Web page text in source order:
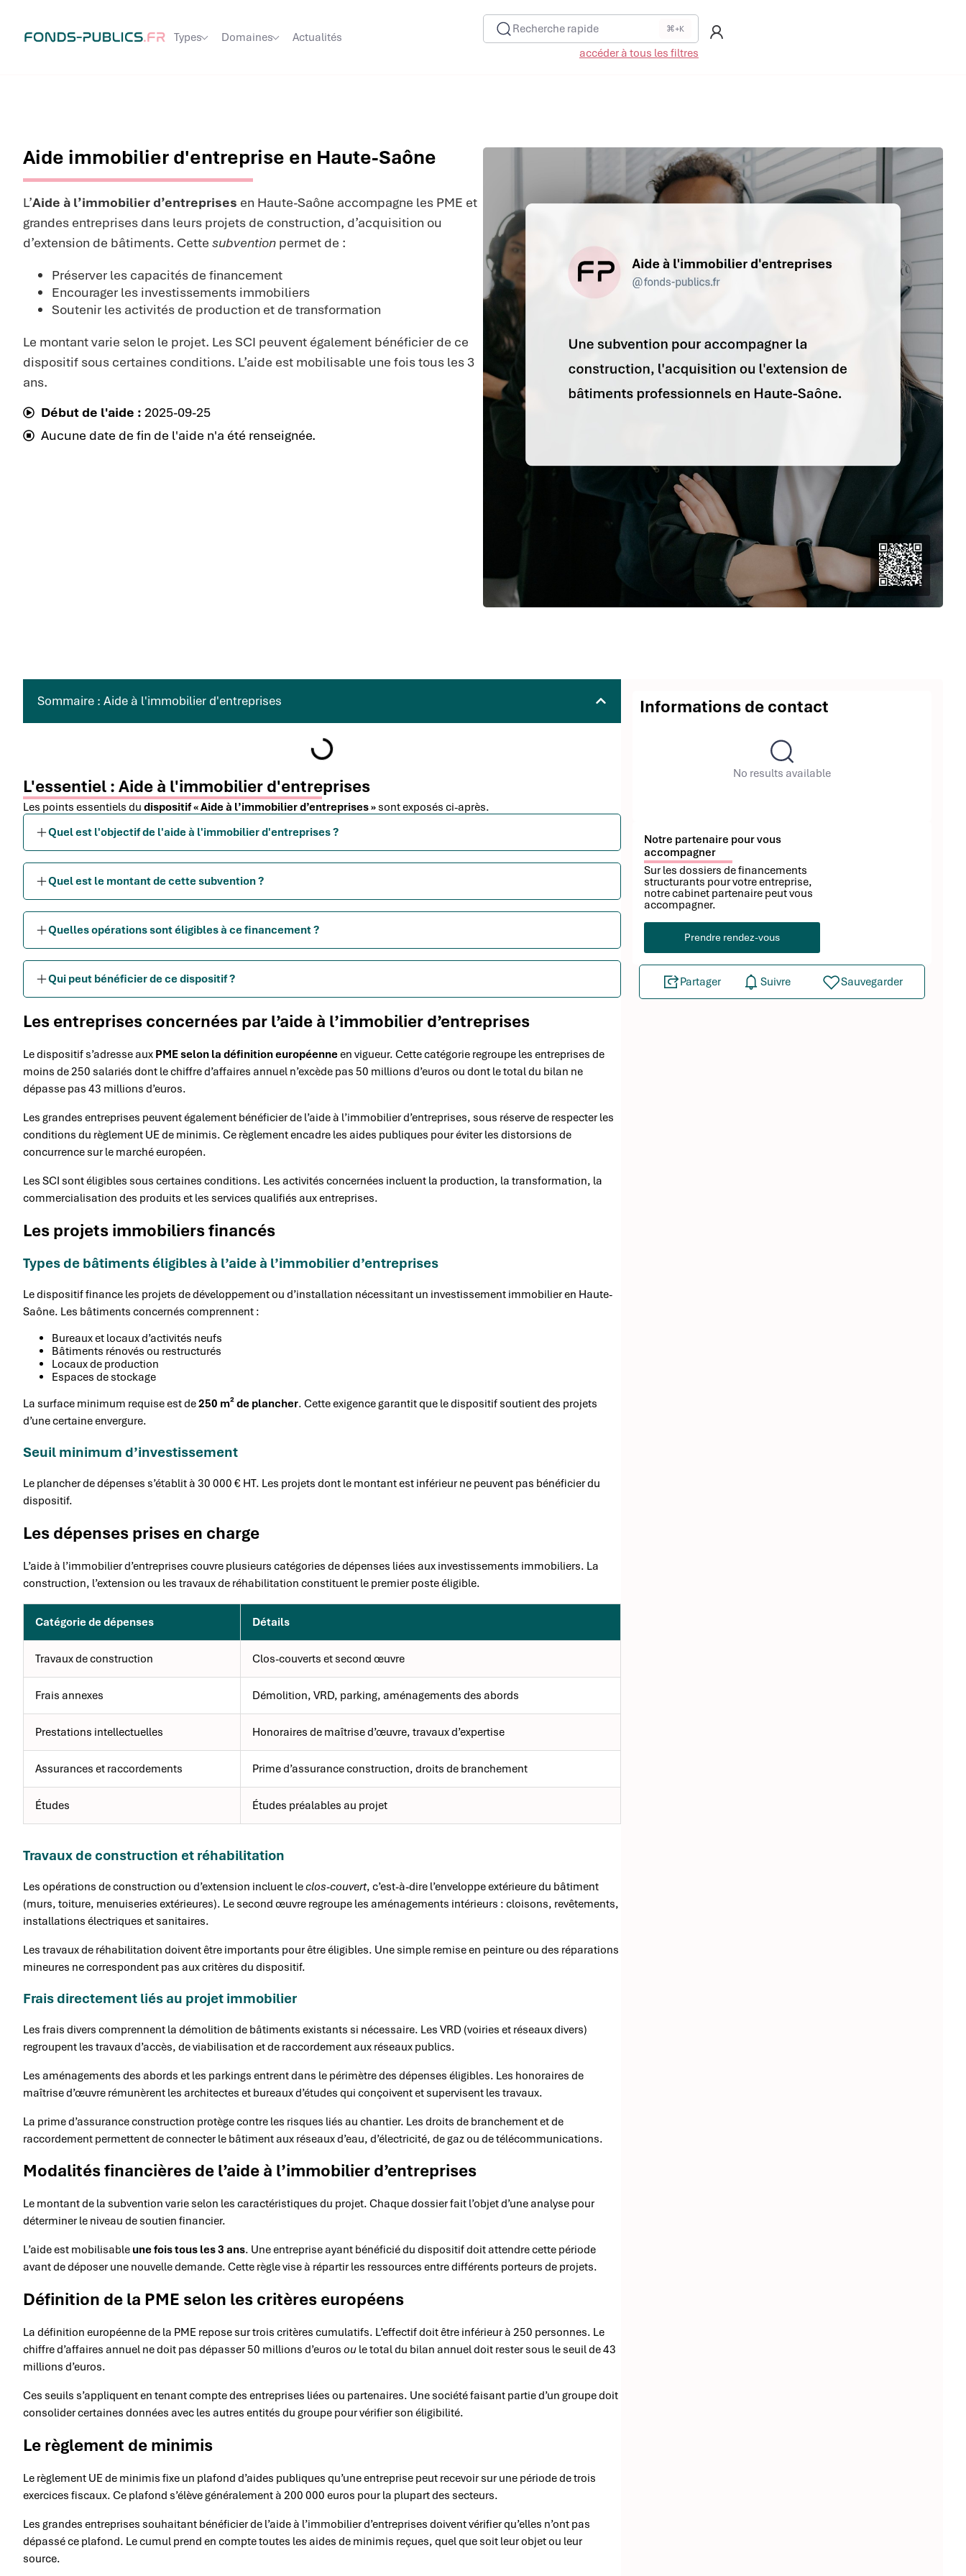
Types Domaines Actualités
Recherche rapide ⌘+K
accéder à tous les filtres
Aide immobilier d'entreprise en Haute-Saône
L’Aide à l’immobilier d’entreprises en Haute-Saône accompagne les PME et
grandes entreprises dans leurs projets de construction, d’acquisition ou
d’extension de bâtiments. Cette subvention permet de :
Préserver les capacités de financement
Encourager les investissements immobiliers
Soutenir les activités de production et de transformation
Le montant varie selon le projet. Les SCI peuvent également bénéficier de ce
dispositif sous certaines conditions. L’aide est mobilisable une fois tous les 3
ans.
Début de l'aide : 2025-09-25
Aucune date de fin de l'aide n'a été renseignée.
Sommaire : Aide à l'immobilier d'entreprises
L'essentiel : Aide à l'immobilier d'entreprises
Les points essentiels du dispositif « Aide à l’immobilier d’entreprises » sont exposés ci-après.
Quel est l'objectif de l'aide à l'immobilier d'entreprises ?
Quel est le montant de cette subvention ?
Quelles opérations sont éligibles à ce financement ?
Qui peut bénéficier de ce dispositif ?
Les entreprises concernées par l’aide à l’immobilier d’entreprises
Le dispositif s’adresse aux PME selon la définition européenneen vigueur. Cette catégorie regroupe les entreprises de
moins de 250 salariés dont le chiffre d’affaires annuel n’excède pas 50 millions d’euros ou dont le total du bilan ne
dépasse pas 43 millions d’euros.
Les grandes entreprises peuvent également bénéficier de l’aide à l’immobilier d’entreprises, sous réserve de respecter les
conditions du règlement UE de minimis. Ce règlement encadre les aides publiques pour éviter les distorsions de
concurrence sur le marché européen.
Les SCI sont éligibles sous certaines conditions. Les activités concernées incluent la production, la transformation, la
commercialisation des produits et les services qualifiés aux entreprises.
Les projets immobiliers financés
Types de bâtiments éligibles à l’aide à l’immobilier d’entreprises
Le dispositif finance les projets de développement ou d’installation nécessitant un investissement immobilier en Haute-
Saône. Les bâtiments concernés comprennent :
Bureaux et locaux d’activités neufs
Bâtiments rénovés ou restructurés
Locaux de production
Espaces de stockage
La surface minimum requise est de250 m² de plancher. Cette exigence garantit que le dispositif soutient des projets
d’une certaine envergure.
Seuil minimum d’investissement
Le plancher de dépenses s’établit à 30 000 € HT. Les projets dont le montant est inférieur ne peuvent pas bénéficier du
dispositif.
Les dépenses prises en charge
L’aide à l’immobilier d’entreprises couvre plusieurs catégories de dépenses liées aux investissements immobiliers. La
construction, l’extension ou les travaux de réhabilitation constituent le premier poste éligible.
Catégorie de dépenses Détails
Travaux de construction Clos-couverts et second œuvre
Frais annexes Démolition, VRD, parking, aménagements des abords
Prestations intellectuelles Honoraires de maîtrise d’œuvre, travaux d’expertise
Assurances et raccordements Prime d’assurance construction, droits de branchement
Études Études préalables au projet
Travaux de construction et réhabilitation
Les opérations de construction ou d’extension incluent leclos-couvert, c’est-à-dire l’enveloppe extérieure du bâtiment
(murs, toiture, menuiseries extérieures). Le second œuvre regroupe les aménagements intérieurs : cloisons, revêtements,
installations électriques et sanitaires.
Les travaux de réhabilitation doivent être importants pour être éligibles. Une simple remise en peinture ou des réparations
mineures ne correspondent pas aux critères du dispositif.
Frais directement liés au projet immobilier
Les frais divers comprennent la démolition de bâtiments existants si nécessaire. Les VRD (voiries et réseaux divers)
regroupent les travaux d’accès, de viabilisation et de raccordement aux réseaux publics.
Les aménagements des abords et les parkings entrent dans le périmètre des dépenses éligibles. Les honoraires de
maîtrise d’œuvre rémunèrent les architectes et bureaux d’études qui conçoivent et supervisent les travaux.
La prime d’assurance construction protège contre les risques liés au chantier. Les droits de branchement et de
raccordement permettent de connecter le bâtiment aux réseaux d’eau, d’électricité, de gaz ou de télécommunications.
Modalités financières de l’aide à l’immobilier d’entreprises
Le montant de la subvention varie selon les caractéristiques du projet. Chaque dossier fait l’objet d’une analyse pour
déterminer le niveau de soutien financier.
L’aide est mobilisable une fois tous les 3 ans. Une entreprise ayant bénéficié du dispositif doit attendre cette période
avant de déposer une nouvelle demande. Cette règle vise à répartir les ressources entre différents porteurs de projets.
Définition de la PME selon les critères européens
La définition européenne de la PME repose sur trois critères cumulatifs. L’effectif doit être inférieur à 250 personnes. Le
chiffre d’affaires annuel ne doit pas dépasser 50 millions d’euros ou le total du bilan annuel doit rester sous le seuil de 43
millions d’euros.
Ces seuils s’appliquent en tenant compte des entreprises liées ou partenaires. Une société faisant partie d’un groupe doit
consolider certaines données avec les autres entités du groupe pour vérifier son éligibilité.
Le règlement de minimis
Le règlement UE de minimis fixe un plafond d’aides publiques qu’une entreprise peut recevoir sur une période de trois
exercices fiscaux. Ce plafond s’élève généralement à 200 000 euros pour la plupart des secteurs.
Les grandes entreprises souhaitant bénéficier de l’aide à l’immobilier d’entreprises doivent vérifier qu’elles n’ont pas
dépassé ce plafond. Le cumul prend en compte toutes les aides de minimis reçues, quel que soit leur objet ou leur
source.
Informations de contact
No results available
Notre partenaire pour vous
accompagner
Sur les dossiers de financements
structurants pour votre entreprise,
notre cabinet partenaire peut vous
accompagner.
Prendre rendez-vous
Partager Suivre Sauvegarder